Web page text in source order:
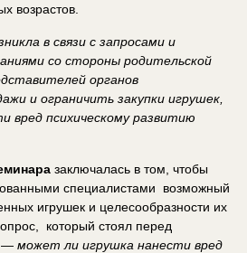
возрастов.
в связи с запросами и
со стороны родительской
органов
и ограничить закупки игрушек,
вред психическому развитию
заключалась в том, чтобы
специалистами возможный
игрушек и целесообразности их
который стоял перед
— может ли игрушка нанести вред